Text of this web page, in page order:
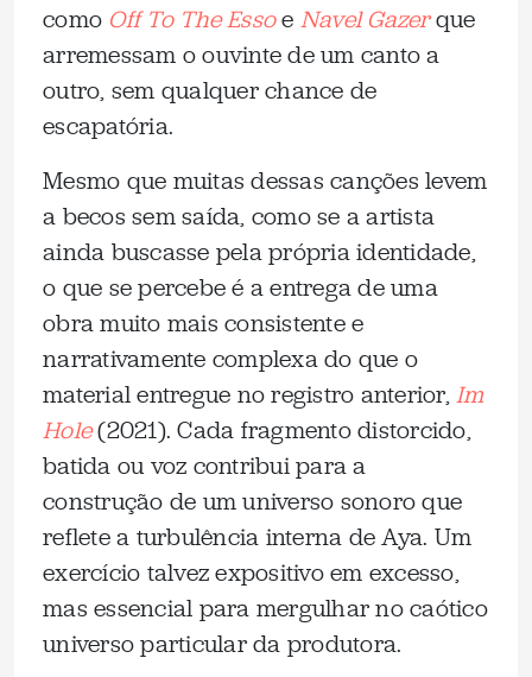
como Off To The Essoe Navel Gazerque
arremessam o ouvinte de um canto a
outro, sem qualquer chance de
escapatória.
Mesmo que muitas dessas canções levem
a becos sem saída, como se a artista
ainda buscasse pela própria identidade,
o que se percebe é a entrega de uma
obra muito mais consistente e
narrativamente complexa do que o
material entregue no registro anterior,Im
Hole(2021). Cada fragmento distorcido,
batida ou voz contribui para a
construção de um universo sonoro que
reflete a turbulência interna de Aya. Um
exercício talvez expositivo em excesso,
mas essencial para mergulhar no caótico
universo particular da produtora.